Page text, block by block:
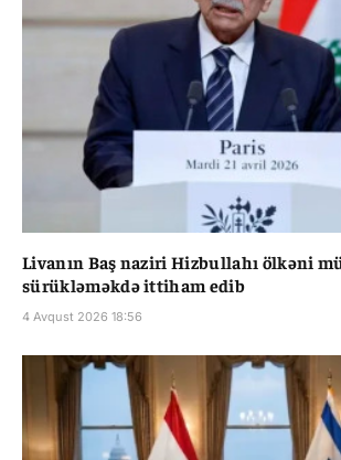
Livanın Baş naziri Hizbullahı ölkəni
sürükləməkdə ittiham edib
4 Avqust 2026 18:56